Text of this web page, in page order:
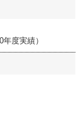
度実績）